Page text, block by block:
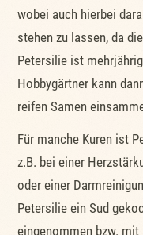
wobei auch hierbei
stehen zu lassen, da
Petersilie ist
Hobbygärtner kann
reifen Samen
Für manche Kuren ist
z.B. bei einer
oder einer
Petersilie ein Sud
eingenommen bzw.